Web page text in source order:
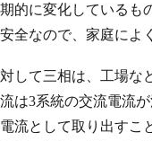
期的に変化しているも
安全なので、家庭によ
対して三相は、工場な
流は3系統の交流電流
電流として取り出すこ